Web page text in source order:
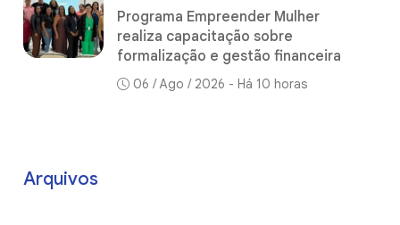
Programa Empreender Mulher
realiza capacitação sobre
formalização e gestão financeira
06 / Ago / 2026 - Há 10 horas
Arquivos